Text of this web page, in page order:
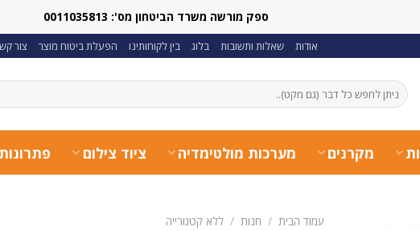
ספק מורשה משרד הביטחון מס': 0011035813
אודות שאלות ותשובות בלוג בין לקוחותינו הפעלת ביטוח מוצר צור
חיפוש
עבור:
מקרנים מערכות מולטימדיה ציוד צילום פתרונות
עמוד הבית / חנות / ללא קטגורייה